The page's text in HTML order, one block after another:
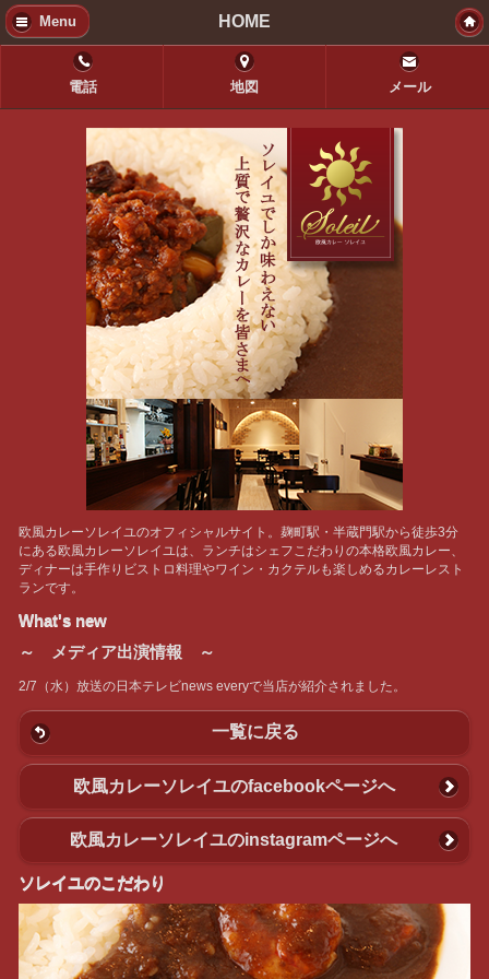
Menu HOME
電話 地図 メール
欧風カレーソレイユのオフィシャルサイト。麹町駅・半蔵門駅から徒歩3分
にある欧風カレーソレイユは、ランチはシェフこだわりの本格欧風カレー、
ディナーは手作りビストロ料理やワイン・カクテルも楽しめるカレーレスト
ランです。
What's new
～ メディア出演情報 ～
2/7（水）放送の日本テレビnews everyで当店が紹介されました。
一覧に戻る
欧風カレーソレイユのfacebookページへ
欧風カレーソレイユのinstagramページへ
ソレイユのこだわり